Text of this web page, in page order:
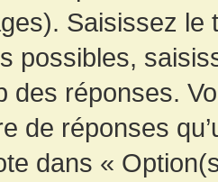
Saisissez le
possibles,
des réponses.
de réponses
dans «